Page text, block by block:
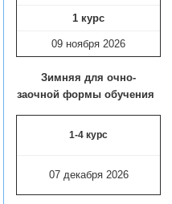
1 курс
09 ноября 2026
Зимняя для очно-
заочной формы обучения
1-4 курс
07 декабря 2026